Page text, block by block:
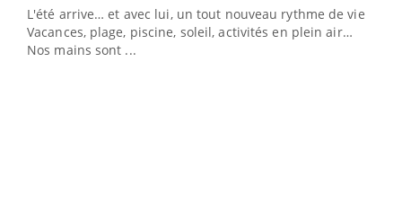
L'été arrive… et avec lui, un tout nouveau rythme de vie !
Vacances, plage, piscine, soleil, activités en plein air…
Nos mains sont ...